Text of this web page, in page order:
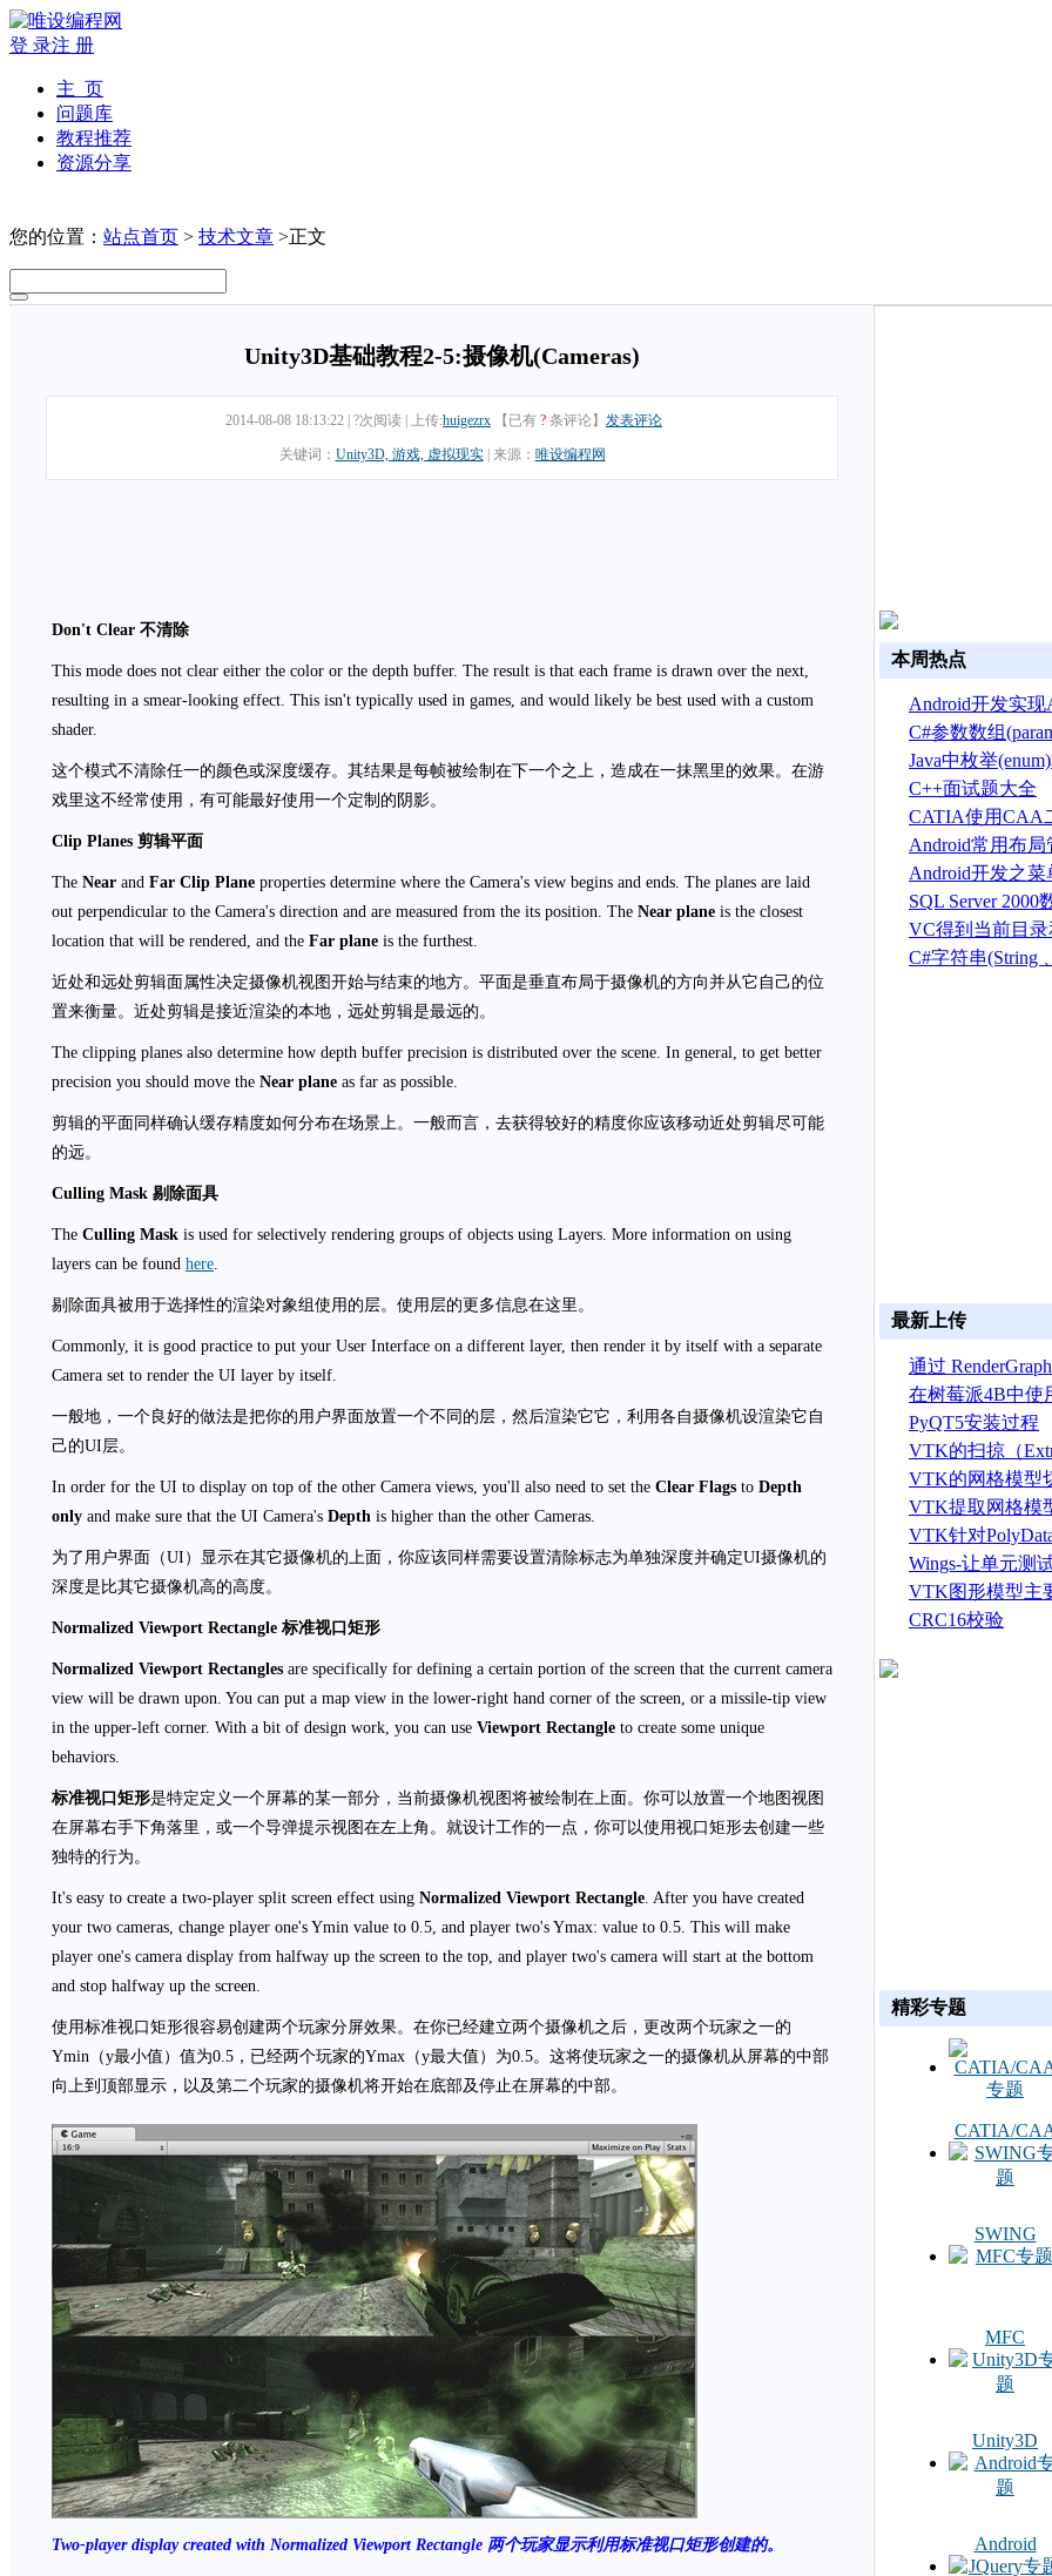
登 录注 册
主 页
问题库
教程推荐
资源分享
您的位置： 站点首页 > 技术文章 >正文
Unity3D基础教程2-5:摄像机(Cameras)
2014-08-08 18:13:22 ?次阅读 上传:huigezrx 【已有 ? 条评论】 发表评论
关键词： Unity3D, 游戏, 虚拟现实 来源： 唯设编程网
Don't Clear 不清除
This mode does not clear either the color or the depth buffer. The result is that each frame is drawn over the next,
resulting in a smear-looking effect. This isn't typically used in games, and would likely be best used with a custom
shader.
这个模式不清除任一的颜色或深度缓存。其结果是每帧被绘制在下一个之上，造成在一抹黑里的效果。在游
戏里这不经常使用，有可能最好使用一个定制的阴影。
Clip Planes 剪辑平面
The Near and Far Clip Plane properties determine where the Camera's view begins and ends. The planes are laid
out perpendicular to the Camera's direction and are measured from the its position. The Near plane is the closest
location that will be rendered, and the Far plane is the furthest.
近处和远处剪辑面属性决定摄像机视图开始与结束的地方。平面是垂直布局于摄像机的方向并从它自己的位
置来衡量。近处剪辑是接近渲染的本地，远处剪辑是最远的。
The clipping planes also determine how depth buffer precision is distributed over the scene. In general, to get better
precision you should move the Near plane as far as possible.
剪辑的平面同样确认缓存精度如何分布在场景上。一般而言，去获得较好的精度你应该移动近处剪辑尽可能
的远。
Culling Mask 剔除面具
The Culling Mask is used for selectively rendering groups of objects using Layers. More information on using
layers can be found here.
剔除面具被用于选择性的渲染对象组使用的层。使用层的更多信息在这里。
Commonly, it is good practice to put your User Interface on a different layer, then render it by itself with a separate
Camera set to render the UI layer by itself.
一般地，一个良好的做法是把你的用户界面放置一个不同的层，然后渲染它它，利用各自摄像机设渲染它自
己的UI层。
In order for the UI to display on top of the other Camera views, you'll also need to set the Clear Flags to Depth
only and make sure that the UI Camera's Depth is higher than the other Cameras.
为了用户界面（UI）显示在其它摄像机的上面，你应该同样需要设置清除标志为单独深度并确定UI摄像机的
深度是比其它摄像机高的高度。
Normalized Viewport Rectangle 标准视口矩形
Normalized Viewport Rectangles are specifically for defining a certain portion of the screen that the current camera
view will be drawn upon. You can put a map view in the lower-right hand corner of the screen, or a missile-tip view
in the upper-left corner. With a bit of design work, you can use Viewport Rectangle to create some unique
behaviors.
标准视口矩形是特定定义一个屏幕的某一部分，当前摄像机视图将被绘制在上面。你可以放置一个地图视图
在屏幕右手下角落里，或一个导弹提示视图在左上角。就设计工作的一点，你可以使用视口矩形去创建一些
独特的行为。
It's easy to create a two-player split screen effect using Normalized Viewport Rectangle. After you have created
your two cameras, change player one's Ymin value to 0.5, and player two's Ymax: value to 0.5. This will make
player one's camera display from halfway up the screen to the top, and player two's camera will start at the bottom
and stop halfway up the screen.
使用标准视口矩形很容易创建两个玩家分屏效果。在你已经建立两个摄像机之后，更改两个玩家之一的
Ymin（y最小值）值为0.5，已经两个玩家的Ymax（y最大值）为0.5。这将使玩家之一的摄像机从屏幕的中部
向上到顶部显示，以及第二个玩家的摄像机将开始在底部及停止在屏幕的中部。
Two-player display created with Normalized Viewport Rectangle 两个玩家显示利用标准视口矩形创建的。
本周热点
Android开发实
换
C#参数数组
Java中枚举
C++面试题大全
CATIA使用CAA
建草图
Android常用布
Android开发之菜
菜单(Option
SQL Server 2000
建、删除、备份
VC得到当前目
序目录的方法
C#字符串(String
最新上传
通过
建 ASTRYN 的
在树莓派4B中使
OpenGL ES程序
PyQT5安装过程
VTK的扫掠（
算法
VTK的网格模型
VTK提取网格模
据算法
VTK针对
线运算
Wings-让单元测
生成
VTK图形模型主
CRC16校验
精彩专题
CATIA/
SWING
MFC
Unity3D
Android